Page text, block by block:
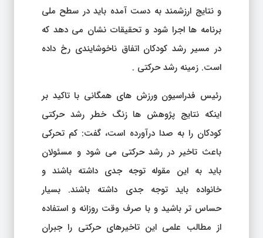
و نتایج ارزشمند به دست آمده باید در سطح ملی
برنامه ها اجرا شود و تحقیقات نشان می دهد که
در مسیر رشد کودکان اتفاق ناخوشایندی رخ داده
است. زمینه رشد حرکتی .
رئیس فدراسیون ورزش های همگانی با تاکید بر
اینکه نتایج پژوهش ها زنگ خطر رشد حرکتی
کودکان را به صدا درآورده است، گفت: کم تحرکی
باعث تاخیر در رشد حرکتی می شود و مسئولان
باید به این مقوله توجه جدی داشته باشند و
خانواده باید توجه جدی داشته باشند. بسیار
حساس تر باشید و با صرف وقت روزانه و استفاده
از مطالب علمی این تاخیرهای حرکتی را جبران